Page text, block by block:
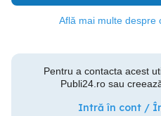
Află mai multe despre
Pentru a contacta acest
Publi24.ro sau
Intră în cont /